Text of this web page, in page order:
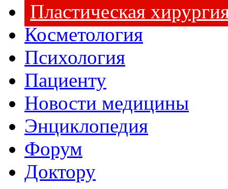
Пластическая
Косметология
Психология
Пациенту
Новости медицины
Энциклопедия
Форум
Доктору